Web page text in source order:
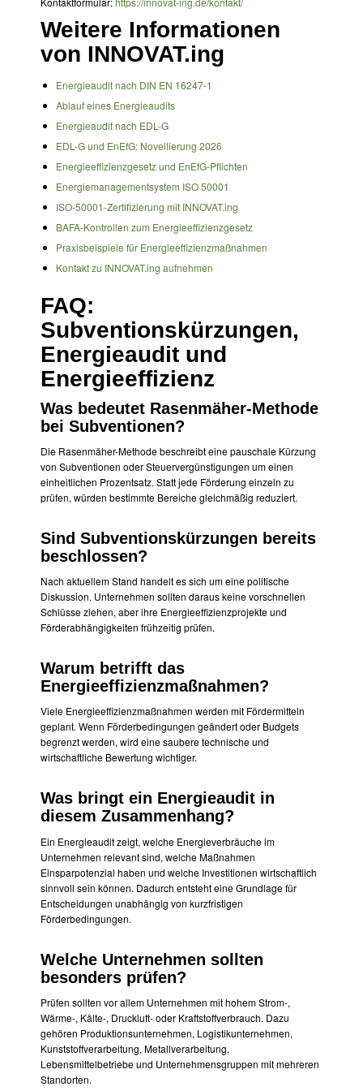
Weitere Informationen
von INNOVAT.ing
Energieaudit nach DIN EN 16247-1
Ablauf eines Energieaudits
Energieaudit nach EDL-G
EDL-G und EnEfG: Novellierung 2026
Energieeffizienzgesetz und EnEfG-Pflichten
Energiemanagementsystem ISO 50001
ISO-50001-Zertifizierung mit INNOVAT.ing
BAFA-Kontrollen zum Energieeffizienzgesetz
Praxisbeispiele für Energieeffizienzmaßnahmen
Kontakt zu INNOVAT.ing aufnehmen
FAQ:
Subventionskürzungen,
Energieaudit und
Energieeffizienz
Was bedeutet Rasenmäher-Methode
bei Subventionen?
Die Rasenmäher-Methode beschreibt eine pauschale Kürzung
von Subventionen oder Steuervergünstigungen um einen
einheitlichen Prozentsatz. Statt jede Förderung einzeln zu
prüfen, würden bestimmte Bereiche gleichmäßig reduziert.
Sind Subventionskürzungen bereits
beschlossen?
Nach aktuellem Stand handelt es sich um eine politische
Diskussion. Unternehmen sollten daraus keine vorschnellen
Schlüsse ziehen, aber ihre Energieeffizienzprojekte und
Förderabhängigkeiten frühzeitig prüfen.
Warum betrifft das
Energieeffizienzmaßnahmen?
Viele Energieeffizienzmaßnahmen werden mit Fördermitteln
geplant. Wenn Förderbedingungen geändert oder Budgets
begrenzt werden, wird eine saubere technische und
wirtschaftliche Bewertung wichtiger.
Was bringt ein Energieaudit in
diesem Zusammenhang?
Ein Energieaudit zeigt, welche Energieverbräuche im
Unternehmen relevant sind, welche Maßnahmen
Einsparpotenzial haben und welche Investitionen wirtschaftlich
sinnvoll sein können. Dadurch entsteht eine Grundlage für
Entscheidungen unabhängig von kurzfristigen
Förderbedingungen.
Welche Unternehmen sollten
besonders prüfen?
Prüfen sollten vor allem Unternehmen mit hohem Strom-,
Wärme-, Kälte-, Druckluft- oder Kraftstoffverbrauch. Dazu
gehören Produktionsunternehmen, Logistikunternehmen,
Kunststoffverarbeitung, Metallverarbeitung,
Lebensmittelbetriebe und Unternehmensgruppen mit mehreren
Standorten.